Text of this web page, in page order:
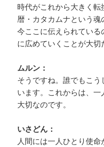
時代がこれから大きく
暦・カタカムナという
今ここに伝えられてい
に広めていくことが大切
ムルン：
そうですね。誰でもこ
います。これからは、
大切なのです。
いさどん：
人間には一人ひとり使